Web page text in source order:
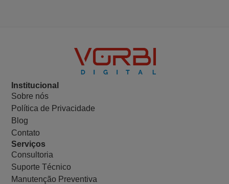
Institucional
Sobre nós
Política de Privacidade
Blog
Contato
Serviços
Consultoria
Suporte Técnico
Manutenção Preventiva